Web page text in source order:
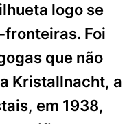
logo se
Foi
que não
Kristallnacht, a
em 1938,